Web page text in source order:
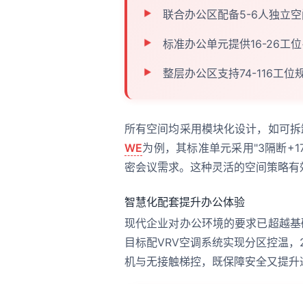
联合办公区配备5-6人独立
标准办公单元提供16-26工
整层办公区支持74-116工位
所有空间均采用模块化设计，如可
WE为例，其标准单元采用"3隔断
密会议需求。这种灵活的空间策略
智慧化配套提升办公体验
现代企业对办公环境的要求已超越
目标配VRV空调系统实现分区控温
机与无接触梯控，既保障安全又提升